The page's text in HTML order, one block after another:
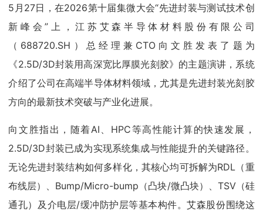
5月27日，在2026第十届集微大会“先进封装与测试技术创
新峰会”上，江苏艾森半导体材料股份有限公司
（688720.SH）总经理兼CTO向文胜发表了题为
《2.5D/3D封装用高深宽比厚膜光刻胶》的主题演讲，系统
介绍了公司在高端半导体材料领域，尤其是先进封装光刻胶
方向的最新技术突破与产业化进展。
向文胜指出，随着AI、HPC等高性能计算的快速发展，
2.5D/3D封装已成为实现系统集成与性能提升的关键路径。
无论先进封装结构如何多样化，其核心均可拆解为RDL（重
布线层）、Bump/Micro-bump（凸块/微凸块）、TSV（硅
通孔）及介电层/缓冲防护层等基本构件。艾森股份围绕这